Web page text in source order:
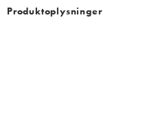
Produktoplysninger